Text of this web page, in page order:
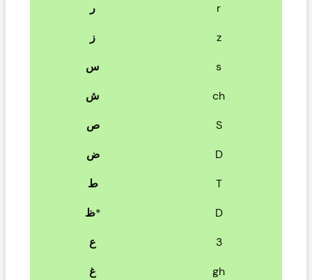
ر
r
ز
z
س
s
ش
ch
ص
S
ض
D
ط
T
ظ*
D
ع
3
غ
gh